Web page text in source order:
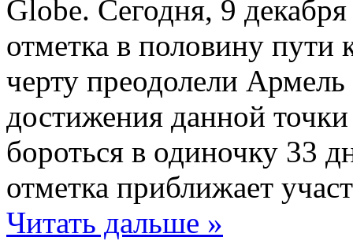
Globe. Сегодня, 9
отметка в половину пути
черту преодолели
достижения данной
бороться в одиночку 33
отметка приближает
Читать дальше »